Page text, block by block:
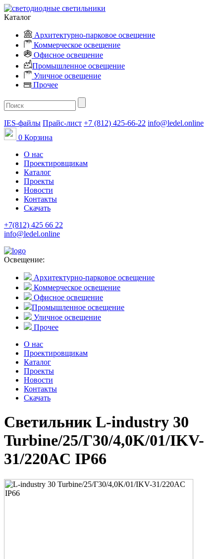
Каталог
Архитектурно-парковое освещение
Коммерческое освещение
Офисное освещение
Промышленное освещение
Уличное освещение
Прочее
IES-файлы Прайс-лист +7 (812) 425-66-22 info@ledel.online
0 Корзина
О нас
Проектировщикам
Каталог
Проекты
Новости
Контакты
Скачать
+7(812) 425 66 22
info@ledel.online
Освещение:
Архитектурно-парковое освещение
Коммерческое освещение
Офисное освещение
Промышленное освещение
Уличное освещение
Прочее
О нас
Проектировщикам
Каталог
Проекты
Новости
Контакты
Скачать
Светильник L-industry 30
Turbine/25/Г30/4,0K/01/IKV-
31/220AC IP66